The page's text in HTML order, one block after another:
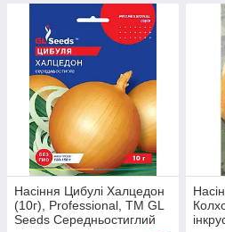
Насіння Цибулі Халцедон
(10г), Professional, TM GL
Seeds Середньостиглий